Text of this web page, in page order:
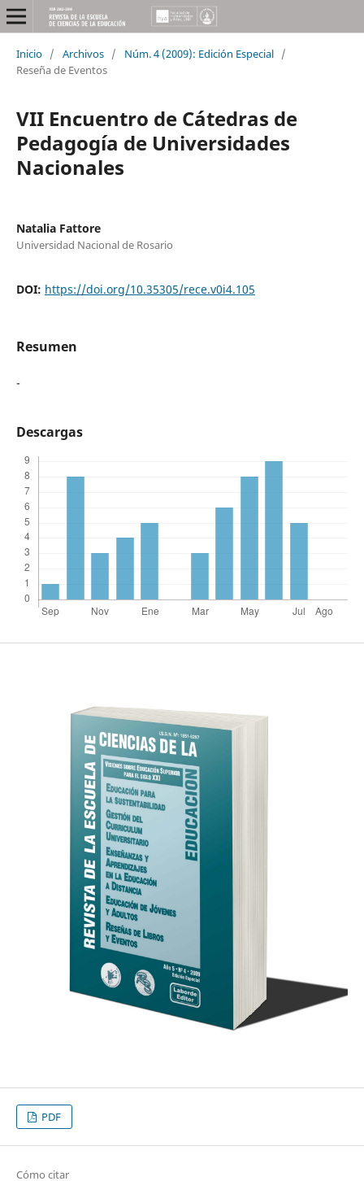
Inicio / Archivos / Núm. 4 (2009): Edición Especial /
Reseña de Eventos
VII Encuentro de Cátedras de
Pedagogía de Universidades
Nacionales
Natalia Fattore
Universidad Nacional de Rosario
DOI: https://doi.org/10.35305/rece.v0i4.105
Resumen
-
Descargas
PDF
Cómo citar